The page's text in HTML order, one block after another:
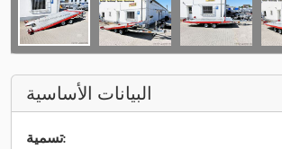
البيانات الأساسية
تسمية: